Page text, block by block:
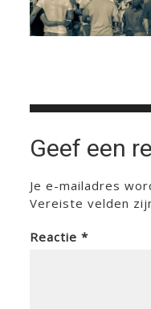
Geef een
Je e-mailadres
Vereiste velden
Reactie*